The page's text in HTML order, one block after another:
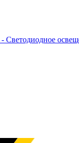
Светодиодное